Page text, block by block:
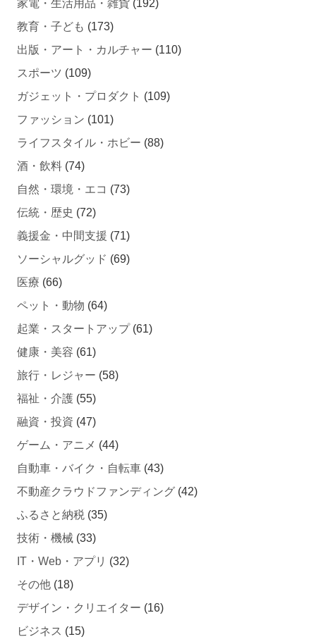
教育・子ども(173)
出版・アート・カルチャー
スポーツ (109)
ガジェット・プロダクト
ファッション (101)
ライフスタイル・ホビー
酒・飲料 (74)
自然・環境・エコ
伝統・歴史 (72)
義援金・中間支援
ソーシャルグッド (69)
医療(66)
ペット・動物
起業・スタートアップ
健康・美容 (61)
旅行・レジャー
福祉・介護(55)
融資・投資 (47)
ゲーム・アニメ
自動車・バイク・自転車
不動産クラウドファンディング
ふるさと納税 (35)
技術・機械(33)
IT・Web・アプリ
その他(18)
デザイン・クリエイター
ビジネス (15)
住宅・不動産